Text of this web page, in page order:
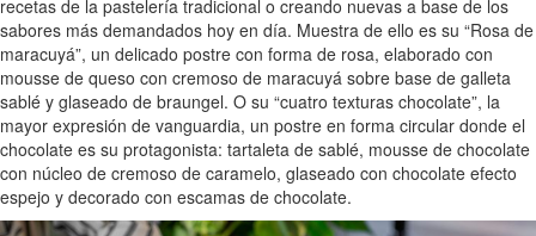
recetas de la pastelería tradicional o creando nuevas a base de los
sabores más demandados hoy en día. Muestra de ello es su “Rosa de
maracuyá”, un delicado postre con forma de rosa, elaborado con
mousse de queso con cremoso de maracuyá sobre base de galleta
sablé y glaseado de braungel. O su “cuatro texturas chocolate”, la
mayor expresión de vanguardia, un postre en forma circular donde el
chocolate es su protagonista: tartaleta de sablé, mousse de chocolate
con núcleo de cremoso de caramelo, glaseado con chocolate efecto
espejo y decorado con escamas de chocolate.